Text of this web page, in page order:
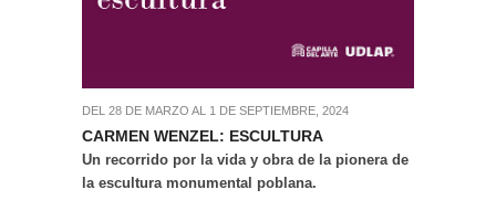
DEL 28 DE MARZO AL 1 DE SEPTIEMBRE, 2024
CARMEN WENZEL: ESCULTURA
Un recorrido por la vida y obra de la pionera de
la escultura monumental poblana.